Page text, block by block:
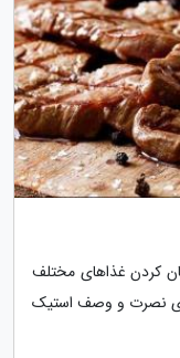
کردن غذاهای مختلف
نصرت و وصف استیک